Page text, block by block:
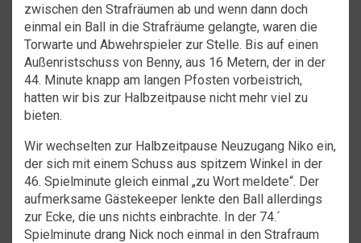
zwischen den Strafräumen ab und wenn dann doch
einmal ein Ball in die Strafräume gelangte, waren die
Torwarte und Abwehrspieler zur Stelle. Bis auf einen
Außenristschuss von Benny, aus 16 Metern, der in der
44. Minute knapp am langen Pfosten vorbeistrich,
hatten wir bis zur Halbzeitpause nicht mehr viel zu
bieten.
Wir wechselten zur Halbzeitpause Neuzugang Niko ein,
der sich mit einem Schuss aus spitzem Winkel in der
46. Spielminute gleich einmal „zu Wort meldete“. Der
aufmerksame Gästekeeper lenkte den Ball allerdings
zur Ecke, die uns nichts einbrachte. In der 74.´
Spielminute drang Nick noch einmal in den Strafraum